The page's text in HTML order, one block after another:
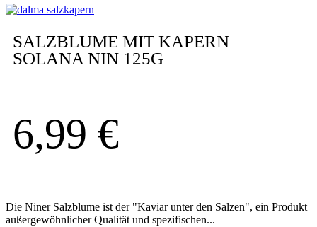
SALZBLUME MIT KAPERN
SOLANA NIN 125G
6,99 €
Die Niner Salzblume ist der "Kaviar unter den Salzen", ein Produkt
außergewöhnlicher Qualität und spezifischen...